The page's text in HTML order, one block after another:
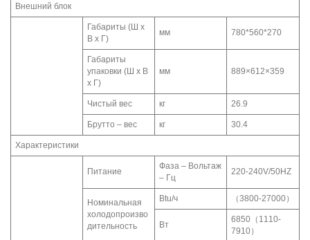
Внешний блок
Габариты (Ш x
В x Г)
мм 780*560*270
Габариты
упаковки (Ш x В
x Г)
мм 889×612×359
Чистый вес кг 26.9
Брутто – вес кг 30.4
Характеристики
Питание
Фаза – Вольтаж
– Гц
220-240V/50HZ
Номинальная
холодопроизво
дительность
Btu/ч （3800-27000）
Вт
6850（1110-
7910）